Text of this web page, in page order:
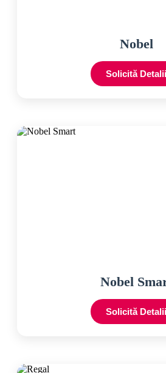
Nobel
Solicită Detalii
Nobel
Solicită Detalii